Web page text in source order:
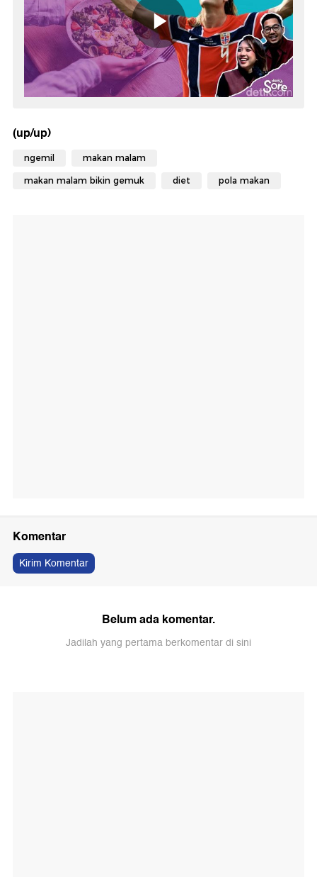
(up/up)
ngemil makan malam
makan malam bikin gemuk diet pola makan
Komentar
Kirim Komentar
Belum ada komentar.
Jadilah yang pertama berkomentar di sini